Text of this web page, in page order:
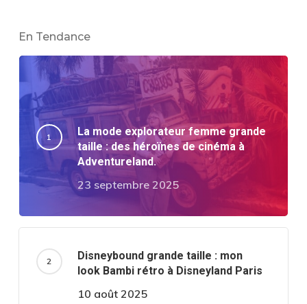
En Tendance
La mode explorateur femme grande
taille : des héroïnes de cinéma à
Adventureland.
23 septembre 2025
Disneybound grande taille : mon
look Bambi rétro à Disneyland Paris
10 août 2025